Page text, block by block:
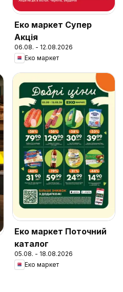
Еко маркет Супер
Акція
06.08. - 12.08.2026
Еко маркет
Еко маркет Поточний
каталог
05.08. - 18.08.2026
Еко маркет